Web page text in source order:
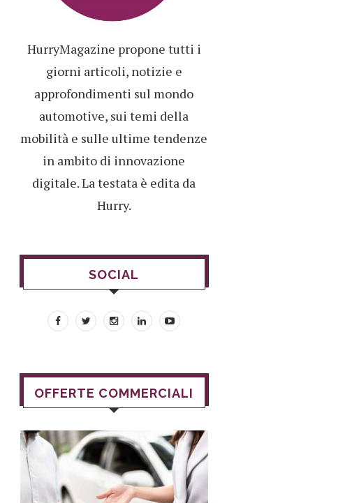
HurryMagazine propone tutti i
giorni articoli, notizie e
approfondimenti sul mondo
automotive, sui temi della
mobilità e sulle ultime tendenze
in ambito di innovazione
digitale. La testata è edita da
Hurry.
SOCIAL
OFFERTE COMMERCIALI